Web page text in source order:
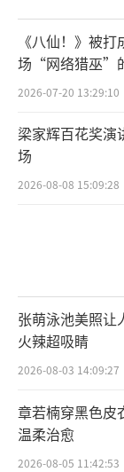
（
该剧于3
机，计划于
作，预计
视。
《八仙！》被
场“网络猎巫”
焦虑？
2026-07-20 13:29:10
梁家辉百花奖演
场
2026-08-08 15:09:28
张萌泳池美照让
火辣超吸睛
2026-08-03 14:09:27
章若楠穿黑色皮
温柔治愈
2026-08-05 11:42:53